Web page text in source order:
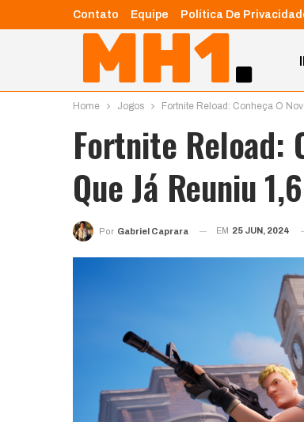
Contato Equipe Política De
Home Jogos Fortnite Reload: Conheça O
Fortnite Reload:
Que Já Reuniu
Por Gabriel Caprara EM 25 JUN, 2024